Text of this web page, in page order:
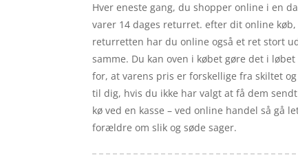
Hver eneste gang, du shopper online i en
varer 14 dages returret. efter dit online
returretten har du online også et ret stort
samme. Du kan oven i købet gøre det i
for, at varens pris er forskellige fra skiltet
til dig, hvis du ikke har valgt at få dem
kø ved en kasse – ved online handel så
forældre om slik og søde sager.